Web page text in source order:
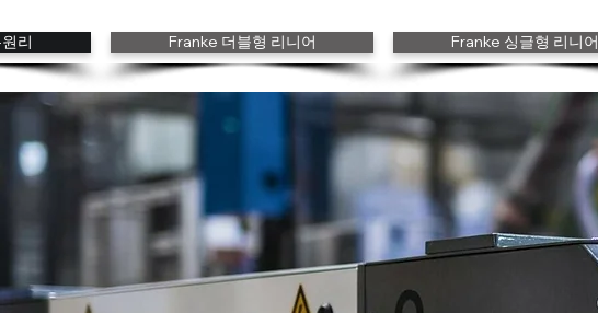
리 Franke 더블형 리니어 Franke 싱글형 리니어